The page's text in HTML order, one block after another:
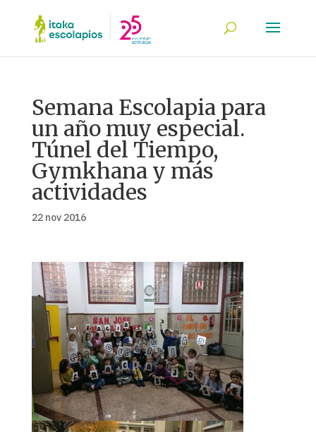
Semana Escolapia para
un año muy especial.
Túnel del Tiempo,
Gymkhana y más
actividades
22 nov 2016